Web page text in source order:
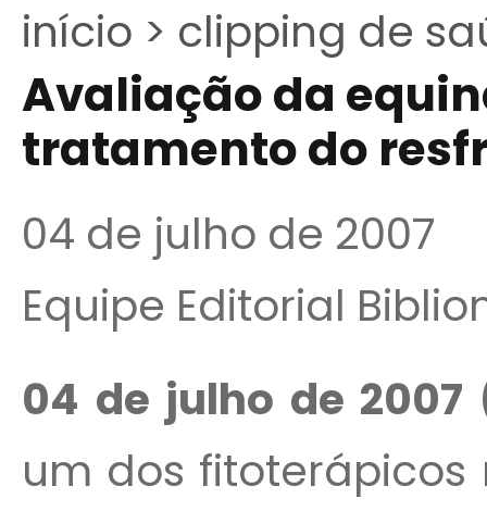
início > clipping de
Avaliação da
tratamento do
04 de julho de 2007
Equipe Editorial
04 de julho de 2007
um dos